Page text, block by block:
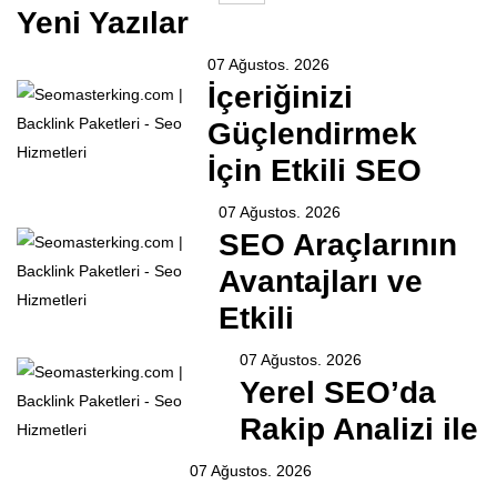
Yeni Yazılar
07 Ağustos. 2026
İçeriğinizi
Güçlendirmek
İçin Etkili SEO
07 Ağustos. 2026
SEO Araçlarının
Avantajları ve
Etkili
07 Ağustos. 2026
Yerel SEO’da
Rakip Analizi ile
07 Ağustos. 2026